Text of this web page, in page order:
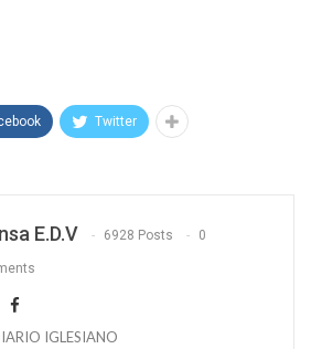
Twitter
E.D.V 6928 Posts 0
IGLESIANO